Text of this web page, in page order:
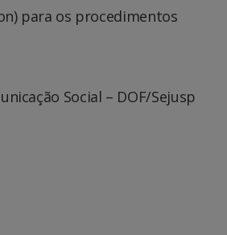
para os procedimentos
Social – DOF/Sejusp